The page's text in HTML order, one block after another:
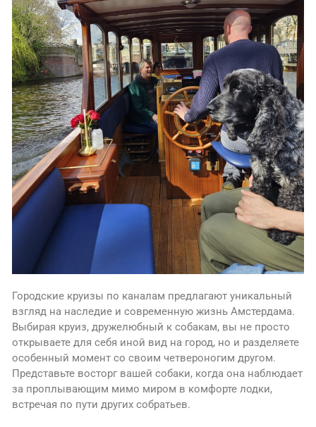
Городские круизы по каналам предлагают уникальный
взгляд на наследие и современную жизнь Амстердама.
Выбирая круиз, дружелюбный к собакам, вы не просто
открываете для себя иной вид на город, но и разделяете
особенный момент со своим четвероногим другом.
Представьте восторг вашей собаки, когда она наблюдает
за проплывающим мимо миром в комфорте лодки,
встречая по пути других собратьев.